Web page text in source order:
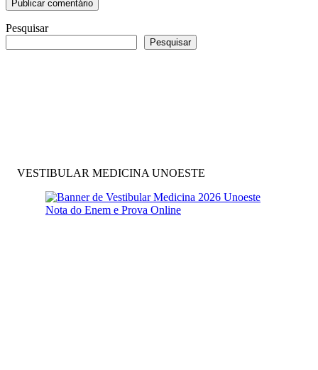
Pesquisar
Pesquisar
VESTIBULAR MEDICINA UNOESTE